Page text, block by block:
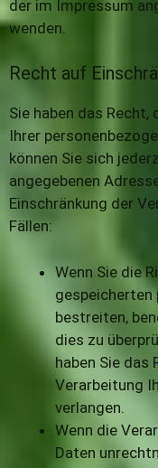
der im Impressum
wenden.
Recht auf
Sie haben das
Ihrer
können Sie sich
angegebenen
Einschränkung der
Fällen:
Wenn Sie die
gespeicherten
bestreiten,
dies zu
haben Sie das
Verarbeitung
verlangen.
Wenn die
Daten